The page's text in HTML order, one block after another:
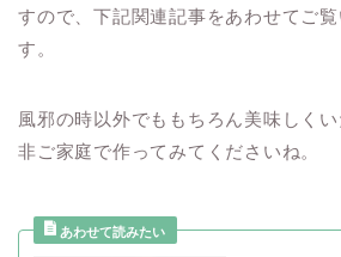
すので、下記関連記事をあわせてご
す。
風邪の時以外でももちろん美味しく
非ご家庭で作ってみてくださいね。